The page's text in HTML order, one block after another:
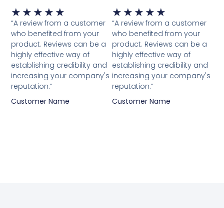
★ ★ ★ ★ ★ Waardering
5
van
5
“A review from a customer
who benefited from your
product. Reviews can be a
highly effective way of
establishing credibility and
increasing your company's
reputation.”
Customer Name
★ ★ ★ ★ ★
5
van
5
“A review from a customer
who benefited from your
product. Reviews can be a
highly effective way of
establishing credibility and
increasing your company's
reputation.”
Customer Name